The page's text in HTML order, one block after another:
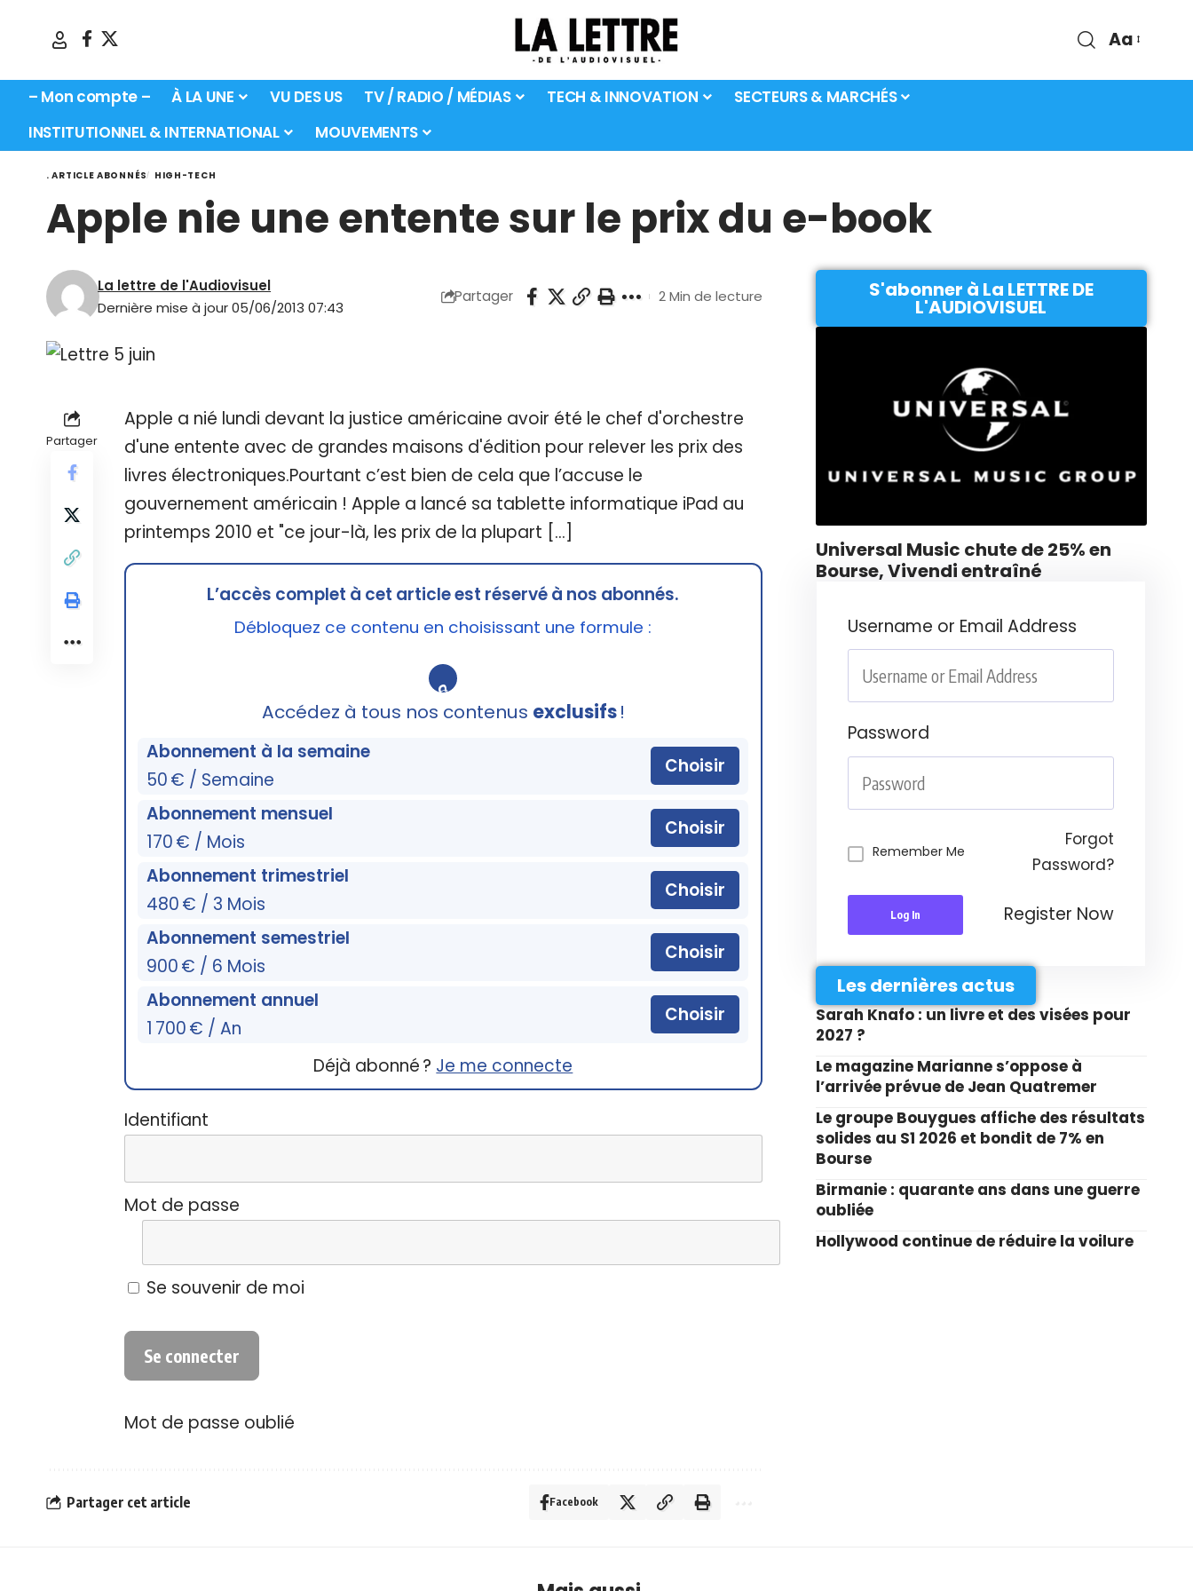
Aa
– Mon compte – À LA UNE VU DES US TV / RADIO / MÉDIAS TECH & INNOVATION
SECTEURS & MARCHÉS
INSTITUTIONNEL & INTERNATIONAL
MOUVEMENTS
. ARTICLE ABONNÉS HIGH-TECH
Apple nie une entente sur le prix du e-book
Dernière mise à jour 05/06/2013 07:43
La lettre de l'Audiovisuel
Partager 2 Min de lecture
Partager
Apple a nié lundi devant la justice américaine avoir été le chef d'orchestre
d'une entente avec de grandes maisons d'édition pour relever les prix des
livres électroniques.Pourtant c’est bien de cela que l’accuse le
gouvernement américain ! Apple a lancé sa tablette informatique iPad au
printemps 2010 et "ce jour-là, les prix de la plupart […]
L’accès complet à cet article est réservé à nos abonnés.
Débloquez ce contenu en choisissant une formule :
🔒
Accédez à tous nos contenus exclusifs!
Abonnement à la semaine
50 € / Semaine
Choisir
Abonnement mensuel
170 € / Mois
Choisir
Abonnement trimestriel
480 € / 3 Mois
Choisir
Abonnement semestriel
900 € / 6 Mois
Choisir
Abonnement annuel
1 700 € / An
Choisir
Déjà abonné ? Je me connecte
Identifiant
Mot de passe
Se souvenir de moi
Mot de passe oublié
Partager cet article Facebook
S'abonner à La LETTRE DE
L'AUDIOVISUEL
Universal Music chute de 25% en
Bourse, Vivendi entraîné
Username or Email Address
Password
Remember Me
Forgot
Password?
Log In Register Now
Les dernières actus
Sarah Knafo : un livre et des visées pour
2027 ?
Le magazine Marianne s’oppose à
l’arrivée prévue de Jean Quatremer
Le groupe Bouygues affiche des résultats
solides au S1 2026 et bondit de 7% en
Bourse
Birmanie : quarante ans dans une guerre
oubliée
Hollywood continue de réduire la voilure